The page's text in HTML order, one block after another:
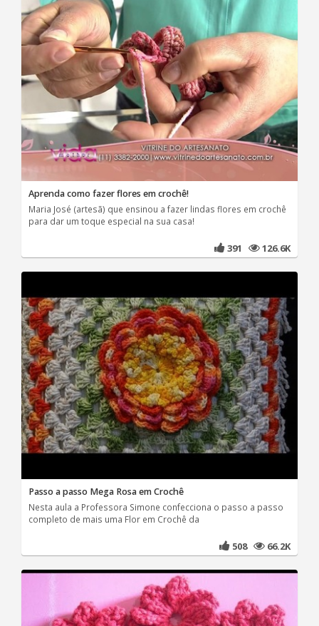
Aprenda como fazer flores em crochê!
Maria José (artesã) que ensinou a fazer lindas flores em crochê
para dar um toque especial na sua casa!
391 126.6K
Passo a passo Mega Rosa em Crochê
Nesta aula a Professora Simone confecciona o passo a passo
completo de mais uma Flor em Crochê da
508 66.2K